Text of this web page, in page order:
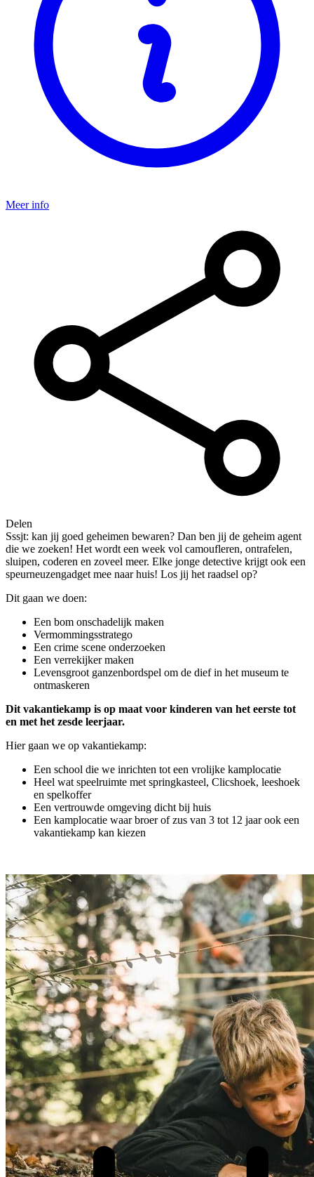
Meer info
Delen
Sssjt: kan jij goed geheimen bewaren? Dan ben jij de geheim agent
die we zoeken! Het wordt een week vol camoufleren, ontrafelen,
sluipen, coderen en zoveel meer. Elke jonge detective krijgt ook een
speurneuzengadget mee naar huis! Los jij het raadsel op?
Dit gaan we doen:
Een bom onschadelijk maken
Vermommingsstratego
Een crime scene onderzoeken
Een verrekijker maken
Levensgroot ganzenbordspel om de dief in het museum te
ontmaskeren
Dit vakantiekamp is op maat voor kinderen van het eerste tot
en met het zesde leerjaar.
Hier gaan we op vakantiekamp:
Een school die we inrichten tot een vrolijke kamplocatie
Heel wat speelruimte met springkasteel, Clicshoek, leeshoek
en spelkoffer
Een vertrouwde omgeving dicht bij huis
Een kamplocatie waar broer of zus van 3 tot 12 jaar ook een
vakantiekamp kan kiezen